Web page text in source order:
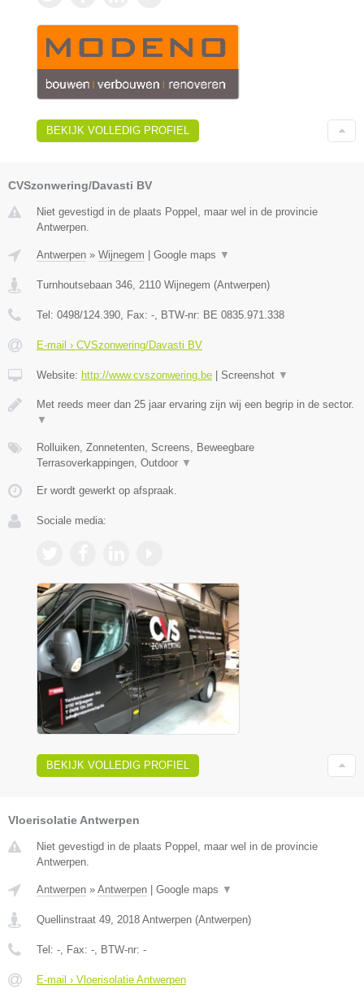
BEKIJK VOLLEDIG PROFIEL
CVSzonwering/Davasti BV
Niet gevestigd in de plaats Poppel, maar wel in de provincie
Antwerpen.
Antwerpen » Wijnegem | Google maps ▼
Turnhoutsebaan 346 2110 Wijnegem (Antwerpen)
Tel: 0498/124.390 , Fax: - , BTW-nr: BE 0835.971.338
E-mail › CVSzonwering/Davasti BV
Website: http://www.cvszonwering.be | Screenshot ▼
Met reeds meer dan 25 jaar ervaring zijn wij een begrip in de sector.
▼
Rolluiken, Zonnetenten, Screens, Beweegbare
Terrasoverkappingen, Outdoor ▼
Er wordt gewerkt op afspraak.
Sociale media:
BEKIJK VOLLEDIG PROFIEL
Vloerisolatie Antwerpen
Niet gevestigd in de plaats Poppel, maar wel in de provincie
Antwerpen.
Antwerpen » Antwerpen Google maps ▼
Quellinstraat 49, 2018 Antwerpen (Antwerpen)
Tel: -, Fax: -, BTW-nr: -
E-mail › Vloerisolatie Antwerpen